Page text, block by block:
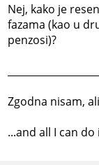
Nej, kako je
fazama (kao u
penzosi)?
Zgodna nisam,
...and all I can do